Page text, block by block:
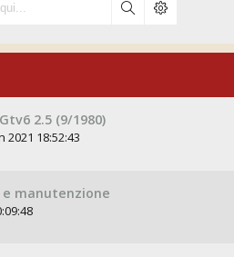
2.5 (9/1980)
2021 18:52:43
manutenzione